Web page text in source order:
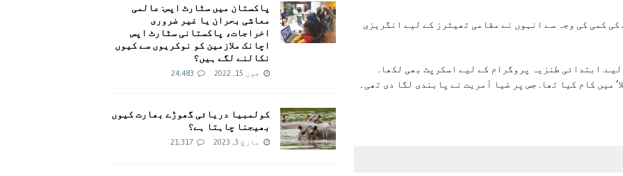
کمی کی وجہ سے انہوں نے مقامی تھیٹرز کے لیے انگریزی
پی ٹی وی کے لیے. ابتدائی طنزیہ پروگرام کے لیے اسکرپٹ بھی لکھا.
پاکستان میں سٹارٹ اپس: عالمی
معاشی بحران یا غیر ضروری
اخراجات، پاکستانی سٹارٹ اپس
اچانک ملازمین کو نوکریوں سے کیوں
نکالنے لگے ہیں؟
جون 15, 2022 24,483
کولمبیا دریائی گھوڑے بھارت کیوں
بھیجنا چاہتا ہے؟
مارچ 3, 2023 21,317